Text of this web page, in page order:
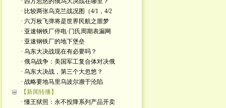
· 比较两张乌克兰战况图（4/1，4/2
· 六万枚飞弹将是世界民航之噩梦
· 亚速钢铁厂停电·门氏周期表漏网
· 亚速钢铁厂的地下堡垒
· 乌东大决战现在有必要吗？
· 俄乌战争：美国军工复合体对决俄
· 乌东大决战，第三个大忽悠？
· 战略要地马里乌波尔濒于沦陷
【新闻转播】
· 懂王狱照：永不投降系列产品开卖